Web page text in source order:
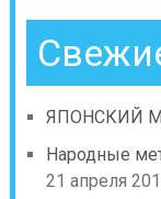
ЯПОНСКИЙ
Народные
21 апреля